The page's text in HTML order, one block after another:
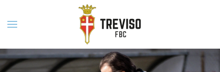
Skip to main content